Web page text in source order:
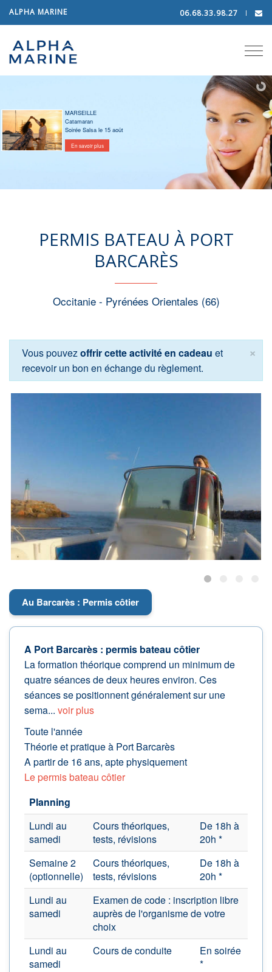
ALPHA MARINE 06.68.33.98.27
MARSEILLE
Catamaran
Soirée Salsa le 15 août
En savoir plus
PERMIS BATEAU À PORT
BARCARÈS
Occitanie - Pyrénées Orientales (66)
×
Vous pouvezoffrir cette activité en cadeau et
recevoir un bon en échange du règlement.
Au Barcarès : Permis côtier
A Port Barcarès : permis bateau côtier
La formation théorique comprend un minimum de
quatre séances de deux heures environ. Ces
séances se positionnent généralement sur une
sema... voir plus
Toute l'année
Théorie et pratique à Port Barcarès
A partir de 16 ans, apte physiquement
Le permis bateau côtier
Planning
Lundi au
samedi
Cours théoriques,
tests, révisions
De 18h à
20h *
Semaine 2
(optionnelle)
Cours théoriques,
tests, révisions
De 18h à
20h *
Lundi au
samedi
Examen de code : inscription libre
auprès de l'organisme de votre
choix
Lundi au
samedi
Cours de conduite
En soirée
*